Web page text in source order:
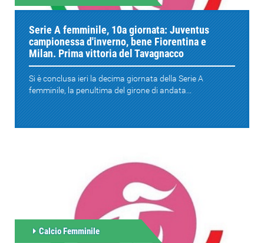
Serie A femminile, 10a giornata: Juventus
campionessa d'inverno, bene Fiorentina e
Milan. Prima vittoria del Tavagnacco
Si è conclusa ieri la decima giornata della Serie A
femminile, la penultima del girone di andata...
Calcio Femminile